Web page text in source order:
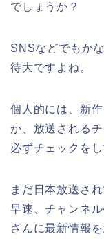
でしょうか？
SNSなどでもか
待大ですよね。
個人的には、新
か、放送される
必ずチェックを
まだ日本放送さ
早速、チャンネ
さんに最新情報